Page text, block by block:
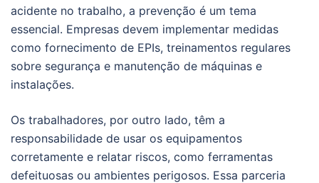
acidente no trabalho, a prevenção é um tema
essencial. Empresas devem implementar medidas
como fornecimento de EPIs, treinamentos regulares
sobre segurança e manutenção de máquinas e
instalações.
Os trabalhadores, por outro lado, têm a
responsabilidade de usar os equipamentos
corretamente e relatar riscos, como ferramentas
defeituosas ou ambientes perigosos. Essa parceria